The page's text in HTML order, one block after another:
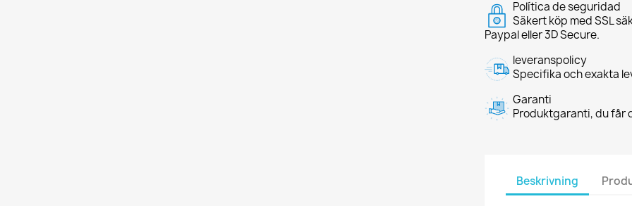
Política de seguridad
Säkert köp med SSL
Paypal eller 3D Secure.
leveranspolicy
Specifika och exakta
Garanti
Produktgaranti, du får
Beskrivning